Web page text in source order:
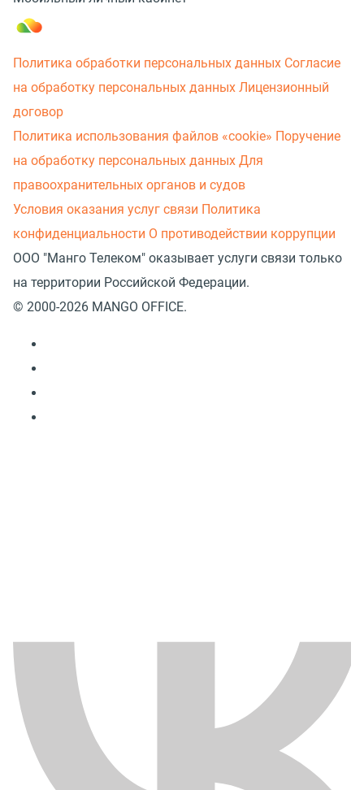
Политика обработки персональных данных Согласие
на обработку персональных данных Лицензионный
договор
Политика использования файлов «cookie» Поручение
на обработку персональных данных Для
правоохранительных органов и судов
Условия оказания услуг связи Политика
конфиденциальности О противодействии коррупции
ООО "Манго Телеком" оказывает услуги связи только
на территории Российской Федерации.
© 2000-2026 MANGO OFFICE.